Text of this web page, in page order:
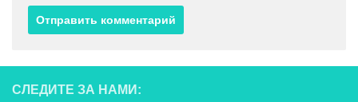
СЛЕДИТЕ ЗА НАМИ: